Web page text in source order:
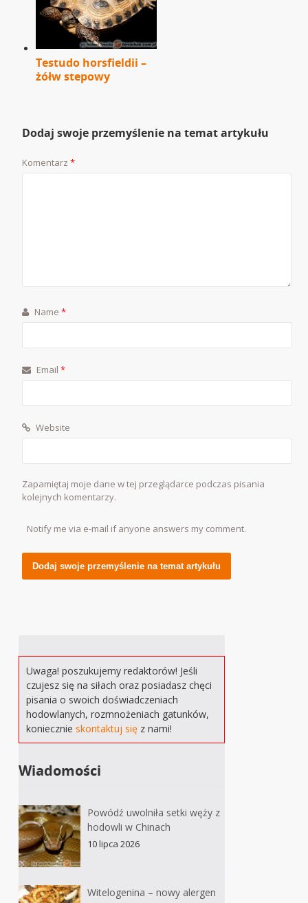
Testudo horsfieldii –
żółw stepowy
Dodaj swoje przemyślenie na temat artykułu
Komentarz*
Name*
Email*
Website
Zapamiętaj moje dane w tej przeglądarce podczas pisania
kolejnych komentarzy.
Notify me via e-mail if anyone answers my comment.
Uwaga! poszukujemy redaktorów! Jeśli
czujesz się na siłach oraz posiadasz chęci
pisania o swoich doświadczeniach
hodowlanych, rozmnożeniach gatunków,
koniecznieskontaktuj się z nami!
Wiadomości
Powódź uwolniła setki węży z
hodowli w Chinach
10 lipca 2026
Witelogenina – nowy alergen